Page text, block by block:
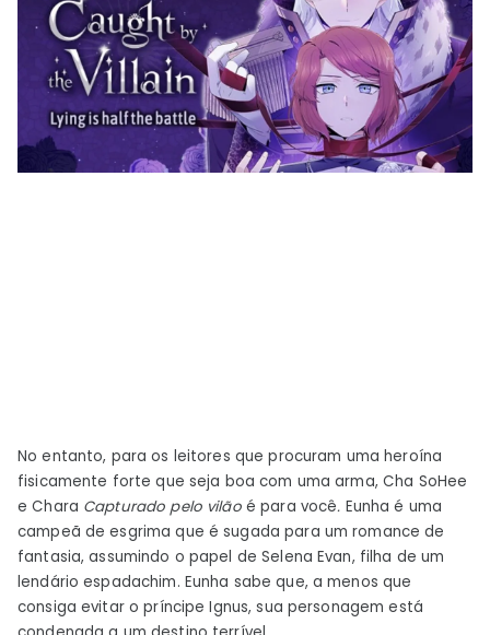
No entanto, para os leitores que procuram uma heroína
fisicamente forte que seja boa com uma arma, Cha SoHee
e Chara Capturado pelo vilão é para você. Eunha é uma
campeã de esgrima que é sugada para um romance de
fantasia, assumindo o papel de Selena Evan, filha de um
lendário espadachim. Eunha sabe que, a menos que
consiga evitar o príncipe Ignus, sua personagem está